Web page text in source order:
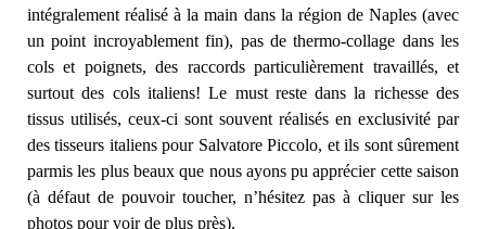
intégralement réalisé à la main dans la région de Naples (avec
un point incroyablement fin), pas de thermo-collage dans les
cols et poignets, des raccords particulièrement travaillés, et
surtout des cols italiens! Le must reste dans la richesse des
tissus utilisés, ceux-ci sont souvent réalisés en exclusivité par
des tisseurs italiens pour Salvatore Piccolo, et ils sont sûrement
parmis les plus beaux que nous ayons pu apprécier cette saison
(à défaut de pouvoir toucher, n’hésitez pas à cliquer sur les
photos pour voir de plus près).